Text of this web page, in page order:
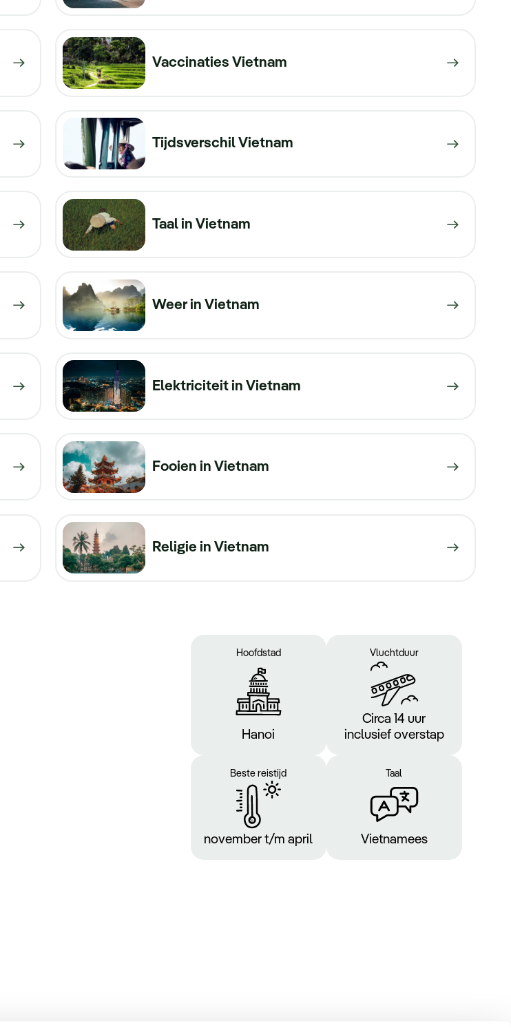
Vaccinaties Vietnam
Tijdsverschil Vietnam
Taal in Vietnam
Weer in Vietnam
Elektriciteit in Vietnam
Fooien in Vietnam
Religie in Vietnam
Hoofdstad
Hanoi
Vluchtduur
Circa 14 uur
inclusief overstap
Beste reistijd
november t/m april
Taal
Vietnamees